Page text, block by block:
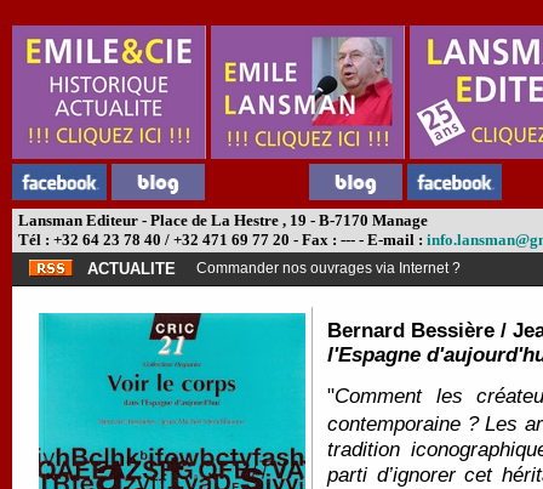
Lansman Editeur - Place de La Hestre , 19 - B-7170 Manage
Tél : +32 64 23 78 40 / +32 471 69 77 20 - Fax : --- - E-mail :
ACTUALITE
Commander nos ouvrages via Internet ?
Bernard Bessière /
l'Espagne
"Comment les
contemporaine ? Les
tradition
parti d’ignorer cet